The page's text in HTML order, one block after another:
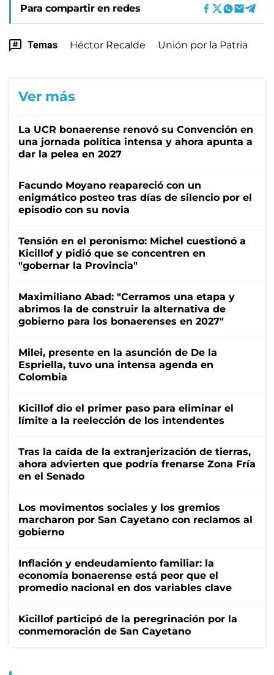
Para compartir en redes
Temas Héctor Recalde Unión por la Patria
Ver más
La UCR bonaerense renovó su Convención en
una jornada política intensa y ahora apunta a
dar la pelea en 2027
Facundo Moyano reapareció con un
enigmático posteo tras días de silencio por el
episodio con su novia
Tensión en el peronismo: Michel cuestionó a
Kicillof y pidió que se concentren en
"gobernar la Provincia"
Maximiliano Abad: "Cerramos una etapa y
abrimos la de construir la alternativa de
gobierno para los bonaerenses en 2027"
Milei, presente en la asunción de De la
Espriella, tuvo una intensa agenda en
Colombia
Kicillof dio el primer paso para eliminar el
límite a la reelección de los intendentes
Tras la caída de la extranjerización de tierras,
ahora advierten que podría frenarse Zona Fría
en el Senado
Los movimentos sociales y los gremios
marcharon por San Cayetano con reclamos al
gobierno
Inflación y endeudamiento familiar: la
economía bonaerense está peor que el
promedio nacional en dos variables clave
Kicillof participó de la peregrinación por la
conmemoración de San Cayetano